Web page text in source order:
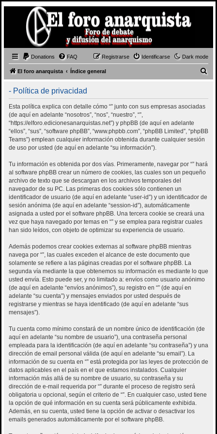
Dark mode
Donations FAQ Identificarse
Registrarse
El foro anarquista Índice general
- Política de privacidad
Esta política explica con detalle cómo “” junto con sus empresas asociadas
(de aquí en adelante “nosotros”, “nos”, “nuestro”, “”,
“https://elforo.edicionesanarquistas.net”) y phpBB (de aquí en adelante
“ellos”, “sus”, “software phpBB”, “www.phpbb.com”, “phpBB Limited”, “phpBB
Teams”) emplean cualquier información obtenida durante cualquier sesión
de uso por usted (de aquí en adelante “su información”).
Tu información es obtenida por dos vías. Primeramente, navegar por “” hará
al software phpBB crear un número de cookies, las cuales son un pequeño
archivo de texto que se descargan en los archivos temporales del
navegador de su PC. Las primeras dos cookies sólo contienen un
identificador de usuario (de aquí en adelante “user-id”) y un identificador de
sesión anónima (de aquí en adelante “session-id”), automáticamente
asignada a usted por el software phpBB. Una tercera cookie se creará una
vez que haya navegado por temas en “” y se emplea para registrar cuales
han sido leídos, con objeto de optimizar su experiencia de usuario.
Además podemos crear cookies externas al software phpBB mientras
navega por “”, las cuales exceden el alcance de este documento que
solamente se refiere a las páginas creadas por el software phpBB. La
segunda vía mediante la que obtenemos su información es mediante lo que
usted envía. Esto puede ser, y no limitado a: envíos como usuario anónimo
(de aquí en adelante “envíos anónimos”), su registro en “” (de aquí en
adelante “su cuenta”) y mensajes enviados por usted después de
registrarse y mientras se haya identificado (de aquí en adelante “sus
mensajes”).
Tu cuenta como mínimo constará de un nombre único de identificación (de
aquí en adelante “su nombre de usuario”), una contraseña personal
empleada para la identificación (de aquí en adelante “su contraseña”) y una
dirección de email personal válida (de aquí en adelante “su email”). La
información de su cuenta en “” está protegida por las leyes de protección de
datos aplicables en el país en el que estamos instalados. Cualquier
información más allá de su nombre de usuario, su contraseña y su
dirección de e-mail requerida por “” durante el proceso de registro será
obligatoria u opcional, según el criterio de “”. En cualquier caso, usted tiene
la opción de qué información en su cuenta será públicamente exhibida.
Además, en su cuenta, usted tiene la opción de activar o desactivar los
emails generados automáticamente por el software phpBB.